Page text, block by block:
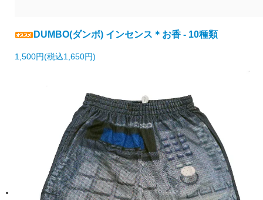
DUMBO(ダンボ) インセンス＊お香 - 10種類
1,500円(税込1,650円)